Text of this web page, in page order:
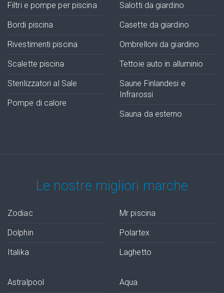
Filtri e pompe per piscina
Bordi piscina
Rivestimenti piscina
Scalette piscina
Sterilizzatori al Sale
Pompe di calore
Salotti da giardino
Casette da giardino
Ombrelloni da giardino
Tettoie auto in alluminio
Saune Finlandesi e
Infrarossi
Sauna da esterno
Le nostre migliori marche
Zodiac
Dolphin
Italika
Mr piscina
Polartex
Laghetto
Astralpool Aqua